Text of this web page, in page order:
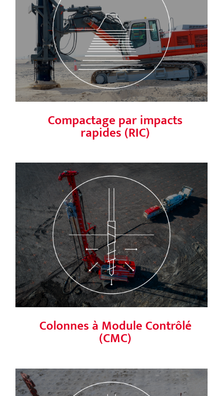
Compactage par impacts rapides
(RIC)
Compactage par impacts
rapides (RIC)
Colonnes à Module Contrôlé (CMC)
Colonnes à Module Contrôlé
(CMC)